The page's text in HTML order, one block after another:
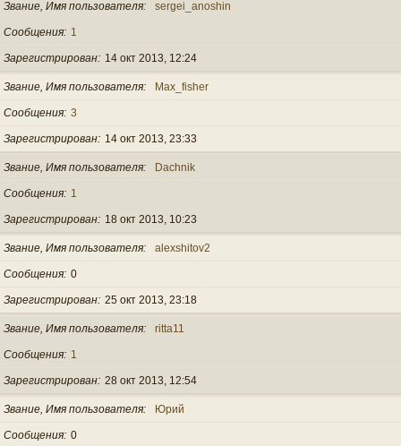
Звание, Имя пользователя sergei_anoshin
Сообщения 1
Зарегистрирован 14 окт 2013, 12:24
Звание, Имя пользователя Max_fisher
Сообщения 3
Зарегистрирован 14 окт 2013, 23:33
Звание, Имя пользователя Dachnik
Сообщения 1
Зарегистрирован 18 окт 2013, 10:23
Звание, Имя пользователя alexshitov2
Сообщения 0
Зарегистрирован 25 окт 2013, 23:18
Звание, Имя пользователя ritta11
Сообщения 1
Зарегистрирован 28 окт 2013, 12:54
Звание, Имя пользователя Юрий
Сообщения 0